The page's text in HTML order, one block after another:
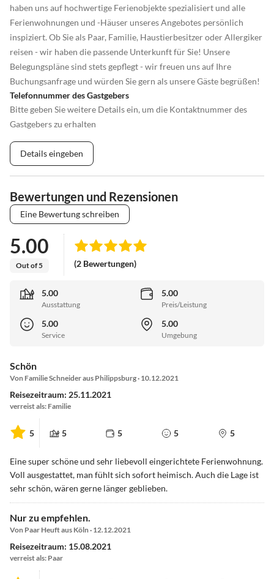
haben uns auf hochwertige Ferienobjekte spezialisiert und alle
Ferienwohnungen und -Häuser unseres Angebotes persönlich
inspiziert. Ob Sie als Paar, Familie, Haustierbesitzer oder Allergiker
reisen - wir haben die passende Unterkunft für Sie! Unsere
Belegungspläne sind stets gepflegt - wir freuen uns auf Ihre
Buchungsanfrage und würden Sie gern als unsere Gäste begrüßen!
Telefonnummer des Gastgebers
Bitte geben Sie weitere Details ein, um die Kontaktnummer des
Gastgebers zu erhalten
Details eingeben
Bewertungen und Rezensionen
Eine Bewertung schreiben
5.00
Out of 5 (2 Bewertungen)
5.00
Ausstattung
5.00
Preis/Leistung
5.00
Service
5.00
Umgebung
Schön
Von Familie Schneider aus Philippsburg · 10.12.2021
Reisezeitraum: 25.11.2021
verreist als: Familie
5 5 5 5 5
Eine super schöne und sehr liebevoll eingerichtete Ferienwohnung.
Voll ausgestattet, man fühlt sich sofort heimisch. Auch die Lage ist
sehr schön, wären gerne länger geblieben.
Nur zu empfehlen.
Von Paar Heuft aus Köln · 12.12.2021
Reisezeitraum: 15.08.2021
verreist als: Paar